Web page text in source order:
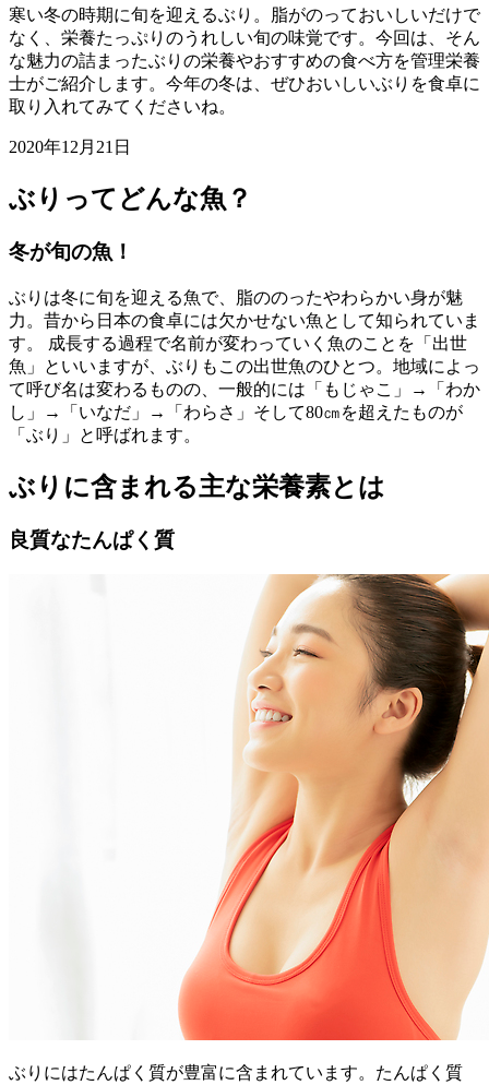
寒い冬の時期に旬を迎えるぶり。脂がのっておいしいだけで
なく、栄養たっぷりのうれしい旬の味覚です。今回は、そん
な魅力の詰まったぶりの栄養やおすすめの食べ方を管理栄養
士がご紹介します。今年の冬は、ぜひおいしいぶりを食卓に
取り入れてみてくださいね。
2020年12月21日
ぶりってどんな魚？
冬が旬の魚！
ぶりは冬に旬を迎える魚で、脂ののったやわらかい身が魅
力。昔から日本の食卓には欠かせない魚として知られていま
す。 成長する過程で名前が変わっていく魚のことを「出世
魚」といいますが、ぶりもこの出世魚のひとつ。地域によっ
て呼び名は変わるものの、一般的には「もじゃこ」→「わか
し」→「いなだ」→「わらさ」そして80㎝を超えたものが
「ぶり」と呼ばれます。
ぶりに含まれる主な栄養素とは
良質なたんぱく質
ぶりにはたんぱく質が豊富に含まれています。たんぱく質